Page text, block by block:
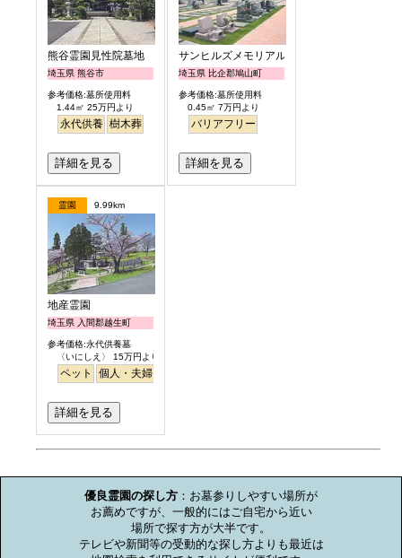
熊谷霊園見性院墓地
埼玉県 熊谷市
参考価格:墓所使用料
1.44㎡ 25万円より
永代供養 樹木葬
詳細を見る
サンヒルズメモリアルガーデン
埼玉県 比企郡鳩山町
参考価格:墓所使用料
0.45㎡ 7万円より
バリアフリー
詳細を見る
霊園 9.99km
地産霊園
埼玉県 入間郡越生町
参考価格:永代供養墓
〈いにしえ〉 15万円より
ペット 個人・夫婦
詳細を見る
優良霊園の探し方 ：お墓参りしやすい場所が
お薦めですが、一般的にはご自宅から近い
場所で探す方が大半です。
テレビや新聞等の受動的な探し方よりも最近は